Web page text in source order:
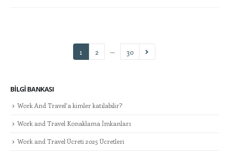
1 2 … 30
BILGI BANKASI
Work And Travel’a kimler katılabilir?
Work and Travel Konaklama İmkanları
Work and Travel Ücreti 2025 Ücretleri